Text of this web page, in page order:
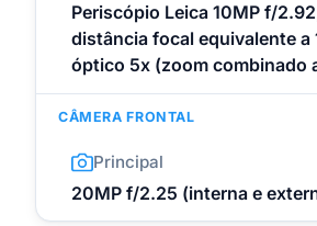
Periscópio Leica 10MP f/
distância focal equivalente a
óptico 5x (zoom combinado
CÂMERA FRONTAL
Principal
20MP f/2.25 (interna e